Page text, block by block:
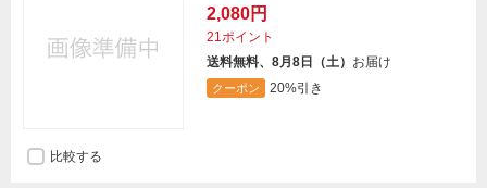
2,080円
21ポイント
送料無料、8月8日（土） お届け
クーポン 20%引き
比較する